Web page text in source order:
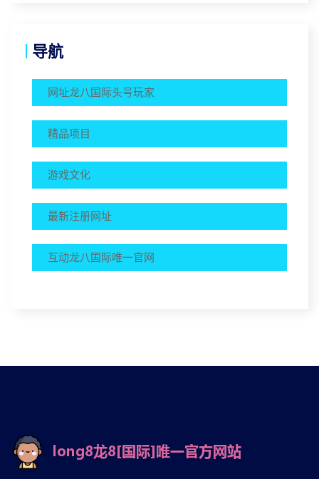
导航
网址龙八国际头号玩家
精品项目
游戏文化
最新注册网址
互动龙八国际唯一官网